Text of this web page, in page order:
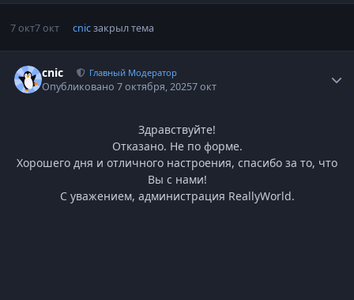
7 окт7 окт cnicзакрыл тема
cnic Главный Модератор
Опубликовано7 октября, 20257 окт
Здравствуйте!
Отказано. Не по форме.
Хорошего дня и отличного настроения, спасибо за то, что
Вы с нами!
С уважением, администрация ReallyWorld.